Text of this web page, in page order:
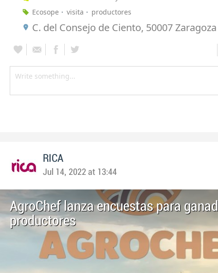
Ecosope
visita productores
C. del Consejo de Ciento, 50007 Zaragoza
RICA
Jul 14, 2022 at 13:44
AgroChef lanza encuestas para
productores